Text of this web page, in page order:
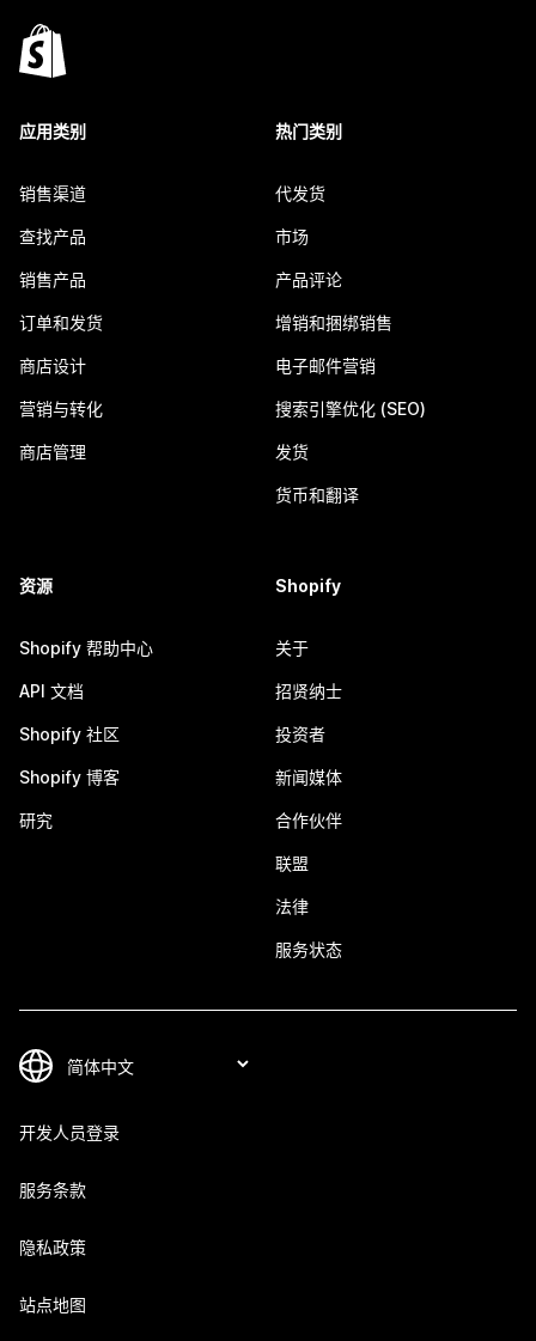
应用类别
销售渠道
查找产品
销售产品
订单和发货
商店设计
营销与转化
商店管理
热门类别
代发货
市场
产品评论
增销和捆绑销售
电子邮件营销
搜索引擎优化 (SEO)
发货
货币和翻译
资源
Shopify 帮助中心
API 文档
Shopify 社区
Shopify 博客
研究
Shopify
关于
招贤纳士
投资者
新闻媒体
合作伙伴
联盟
法律
服务状态
开发人员登录
服务条款
隐私政策
站点地图